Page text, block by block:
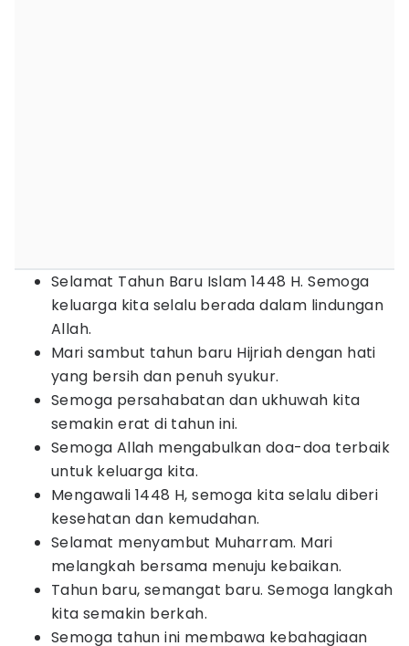
Selamat Tahun Baru Islam 1448 H. Semoga
keluarga kita selalu berada dalam lindungan
Allah.
Mari sambut tahun baru Hijriah dengan hati
yang bersih dan penuh syukur.
Semoga persahabatan dan ukhuwah kita
semakin erat di tahun ini.
Semoga Allah mengabulkan doa-doa terbaik
untuk keluarga kita.
Mengawali 1448 H, semoga kita selalu diberi
kesehatan dan kemudahan.
Selamat menyambut Muharram. Mari
melangkah bersama menuju kebaikan.
Tahun baru, semangat baru. Semoga langkah
kita semakin berkah.
Semoga tahun ini membawa kebahagiaan